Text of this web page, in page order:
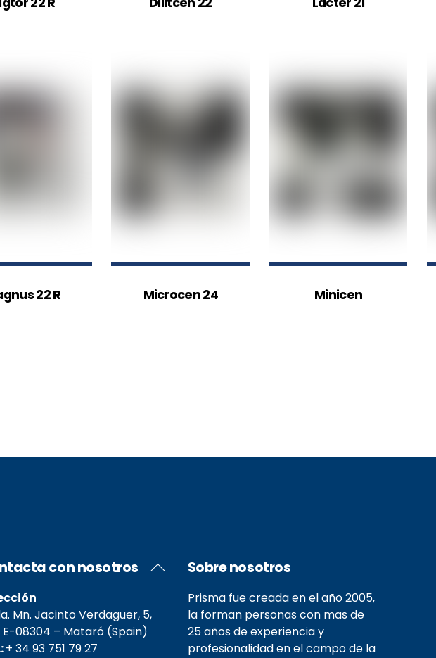
22 R Microcen 24 Minicen
Back
con nosotros
Mn. Jacinto Verdaguer, 5,
08304 – Mataró (Spain)
+ 34 93 751 79 27
Sobre nosotros
Prisma fue creada en el año 2005,
la forman personas con mas de
25 años de experiencia y
profesionalidad en el campo de la